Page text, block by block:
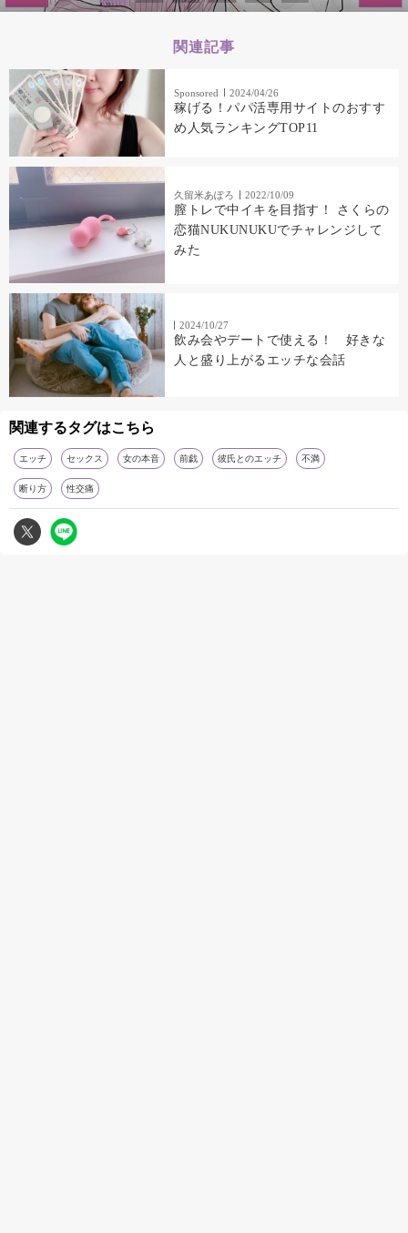
関連記事
Sponsored 2024/04/26
稼げる！パパ活専用サイトのおすす
め人気ランキングTOP11
久留米あぽろ 2022/10/09
膣トレで中イキを目指す！ さくらの
恋猫NUKUNUKUでチャレンジして
みた
2024/10/27
飲み会やデートで使える！ 好きな
人と盛り上がるエッチな会話
関連するタグはこちら
エッチ セックス 女の本音 前戯 彼氏とのエッチ 不満
断り方 性交痛